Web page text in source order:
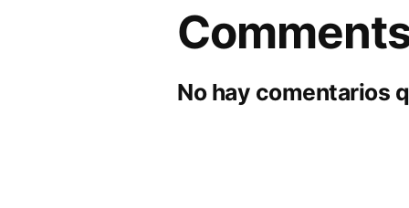
No hay comentarios